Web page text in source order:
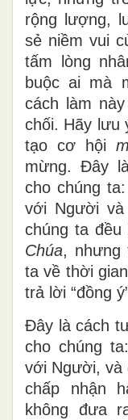
rộng lượng,
sẻ niềm vui
tấm lòng
buộc ai mà
cách làm
chối. Hãy lưu
tạo cơ hội
mừng. Đây
cho chúng
với Người
chúng ta đều
Chúa, nhưng
ta về thời
trả lời “đồng
Đây là cách
cho chúng
với Người, và
chấp nhận
không đưa